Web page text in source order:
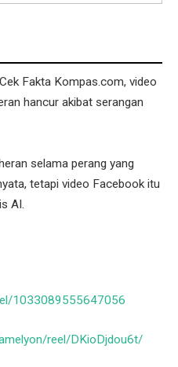
Fakta Kompas.com, video
hancur akibat serangan
selama perang yang
tetapi video Facebook itu
AI.
1033089555647056
reel/DKioDjdou6t/